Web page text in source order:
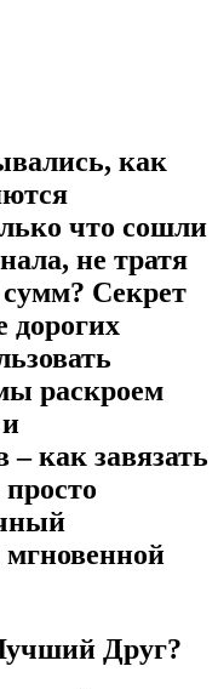
как
что сошли
не тратя
Секрет
дорогих
раскроем
как завязать
мгновенной
Друг?